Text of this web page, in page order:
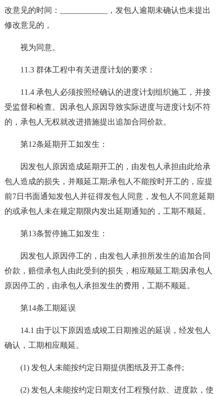
改意见的时间：____________，发包人逾期未确认也未提出
修改意见的，
视为同意。
11.3 群体工程中有关进度计划的要求：
11.4 承包人必须按照经确认的进度计划组织施工，并接
受监督和检查。因承包人原因导致实际进度与进度计划不符
的，承包人无权就改进措施提出追加合同价款。
第12条延期开工如发生：
因发包人原因造成延期开工的，由发包人承担由此给承
包人造成的损失，并顺延工期;承包人不能按时开工的，应提
前7日书面通知发包人并征得发包人同意，发包人不同意延期
的或承包人未在规定期限内发出延期通知的，工期不顺延。
第13条暂停施工如发生：
因发包人原因停工的，由发包人承担所发生的追加合同
价款，赔偿承包人由此受到的损失，相应顺延工期;因承包人
原因停工的，由承包人承担发生的费用，工期不顺延。
第14条工期延误
14.1 由于以下原因造成竣工日期推迟的延误，经发包人
确认，工期相应顺延。
(1) 发包人未能按约定日期提供图纸及开工条件;
(2) 发包人未能按约定日期支付工程预付款、进度款，使